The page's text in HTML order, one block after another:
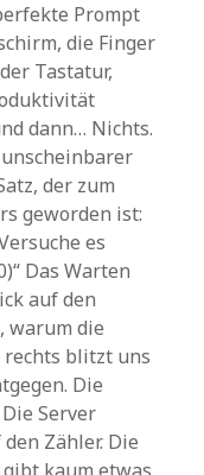
Prompt
die Finger
Tastatur,
dann… Nichts.
der zum
geworden ist:
es
Das Warten
auf den
warum die
rechts blitzt uns
Die
Server
Zähler. Die